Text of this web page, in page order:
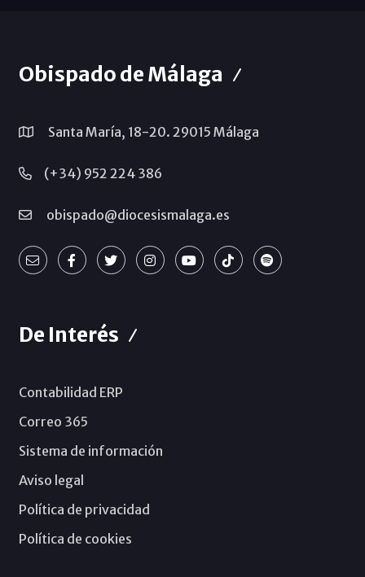
Obispado de Málaga
Santa María, 18-20. 29015 Málaga
(+34) 952 224 386
obispado@diocesismalaga.es
De Interés
Contabilidad ERP
Correo 365
Sistema de información
Aviso legal
Política de privacidad
Política de cookies